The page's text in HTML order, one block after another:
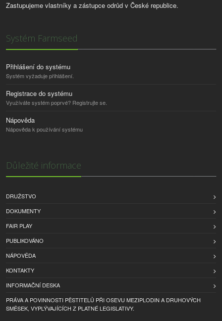
Zastupujeme vlastníky a zástupce odrůd v České republice.
Systém Farmseed
Přihlášení do systému
Systém vyžaduje přihlášení.
Registrace do systému
Využíváte systém poprvé? Registrujte se.
Nápověda
Nápověda k používání systému
Důležité informace
DRUŽSTVO
DOKUMENTY
FAIR PLAY
PUBLIKOVÁNO
NÁPOVĚDA
KONTAKTY
INFORMAČNÍ DESKA
PRÁVA A POVINNOSTI PĚSTITELŮ PŘI OSEVU MEZIPLODIN A DRUHOVÝCH
SMĚSEK, VYPLÝVAJÍCÍCH Z PLATNÉ LEGISLATIVY.